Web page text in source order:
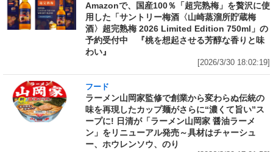
Amazonで、国産100％「超完熟梅」を贅沢に使
用した「サントリー梅酒〈山崎蒸溜所貯蔵梅
酒〉超完熟梅 2026 Limited Edition 750ml」の
予約受付中 『桃を想起させる芳醇な香りと味
わい』
[2026/3/30 18:02:19]
フード
ラーメン山岡家監修で創業から変わらぬ伝統の
味を再現したカップ麺がさらに“濃くて旨い”ス
ープに! 日清が「ラーメン山岡家 醤油ラーメ
ン」をリニューアル発売～具材はチャーシュ
ー、ホウレンソウ、のり